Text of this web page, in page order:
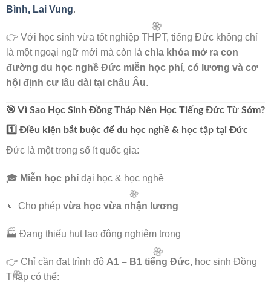
🌸
Bình, Lai Vung.
👉 Với học sinh vừa tốt nghiệp THPT, tiếng Đức không chỉ
là một ngoại ngữ mới mà còn là chìa khóa mở ra con
đường du học nghề Đức miễn học phí, có lương và cơ
hội định cư lâu dài tại châu Âu.
🎯 Vì Sao Học Sinh Đồng Tháp Nên Học Tiếng Đức Từ Sớm?
1️⃣ Điều kiện bắt buộc để du học nghề & học tập tại Đức
Đức là một trong số ít quốc gia:
🎓 Miễn học phí đại học & học nghề
💶 Cho phép vừa học vừa nhận lương
🏭 Đang thiếu hụt lao động nghiêm trọng
👉 Chỉ cần đạt trình độ A1 – B1 tiếng Đức, học sinh Đồng
Tháp có thể: